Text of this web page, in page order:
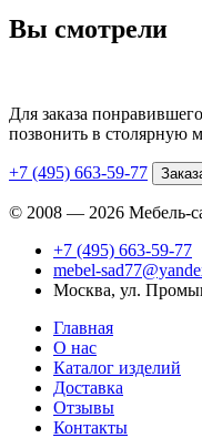
Вы смотрели
Для заказа
позвонить в столярную
+7 (495) 663-59-77
© 2008 — 2026 Мебель-
+7 (495) 663-59-77
mebel-
Москва, ул.
Главная
О нас
Каталог изделий
Доставка
Отзывы
Контакты